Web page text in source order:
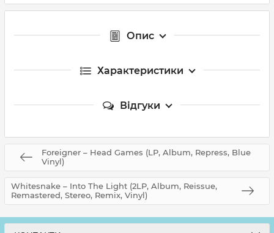
Опис
Характеристики
Відгуки
Foreigner – Head Games (LP, Album, Repress, Blue
Vinyl)
Whitesnake – Into The Light (2LP, Album, Reissue,
Remastered, Stereo, Remix, Vinyl)